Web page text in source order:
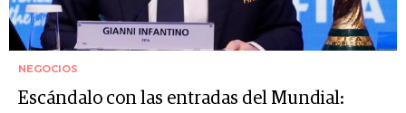
NEGOCIOS
Escándalo con las entradas del Mundial: